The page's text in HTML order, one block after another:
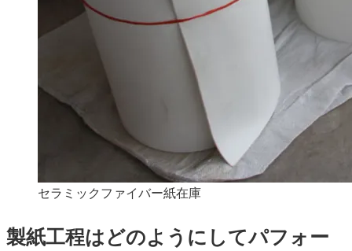
セラミックファイバー紙在庫
製紙工程はどのようにしてパフォー